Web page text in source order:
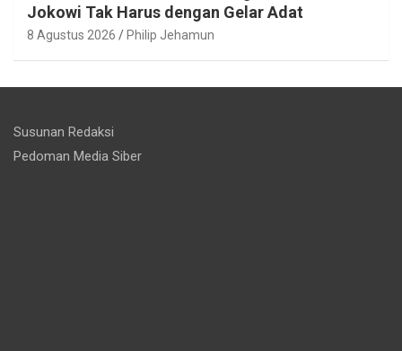
Jokowi Tak Harus dengan Gelar Adat
8 Agustus 2026 Philip Jehamun
Susunan Redaksi
Pedoman Media Siber